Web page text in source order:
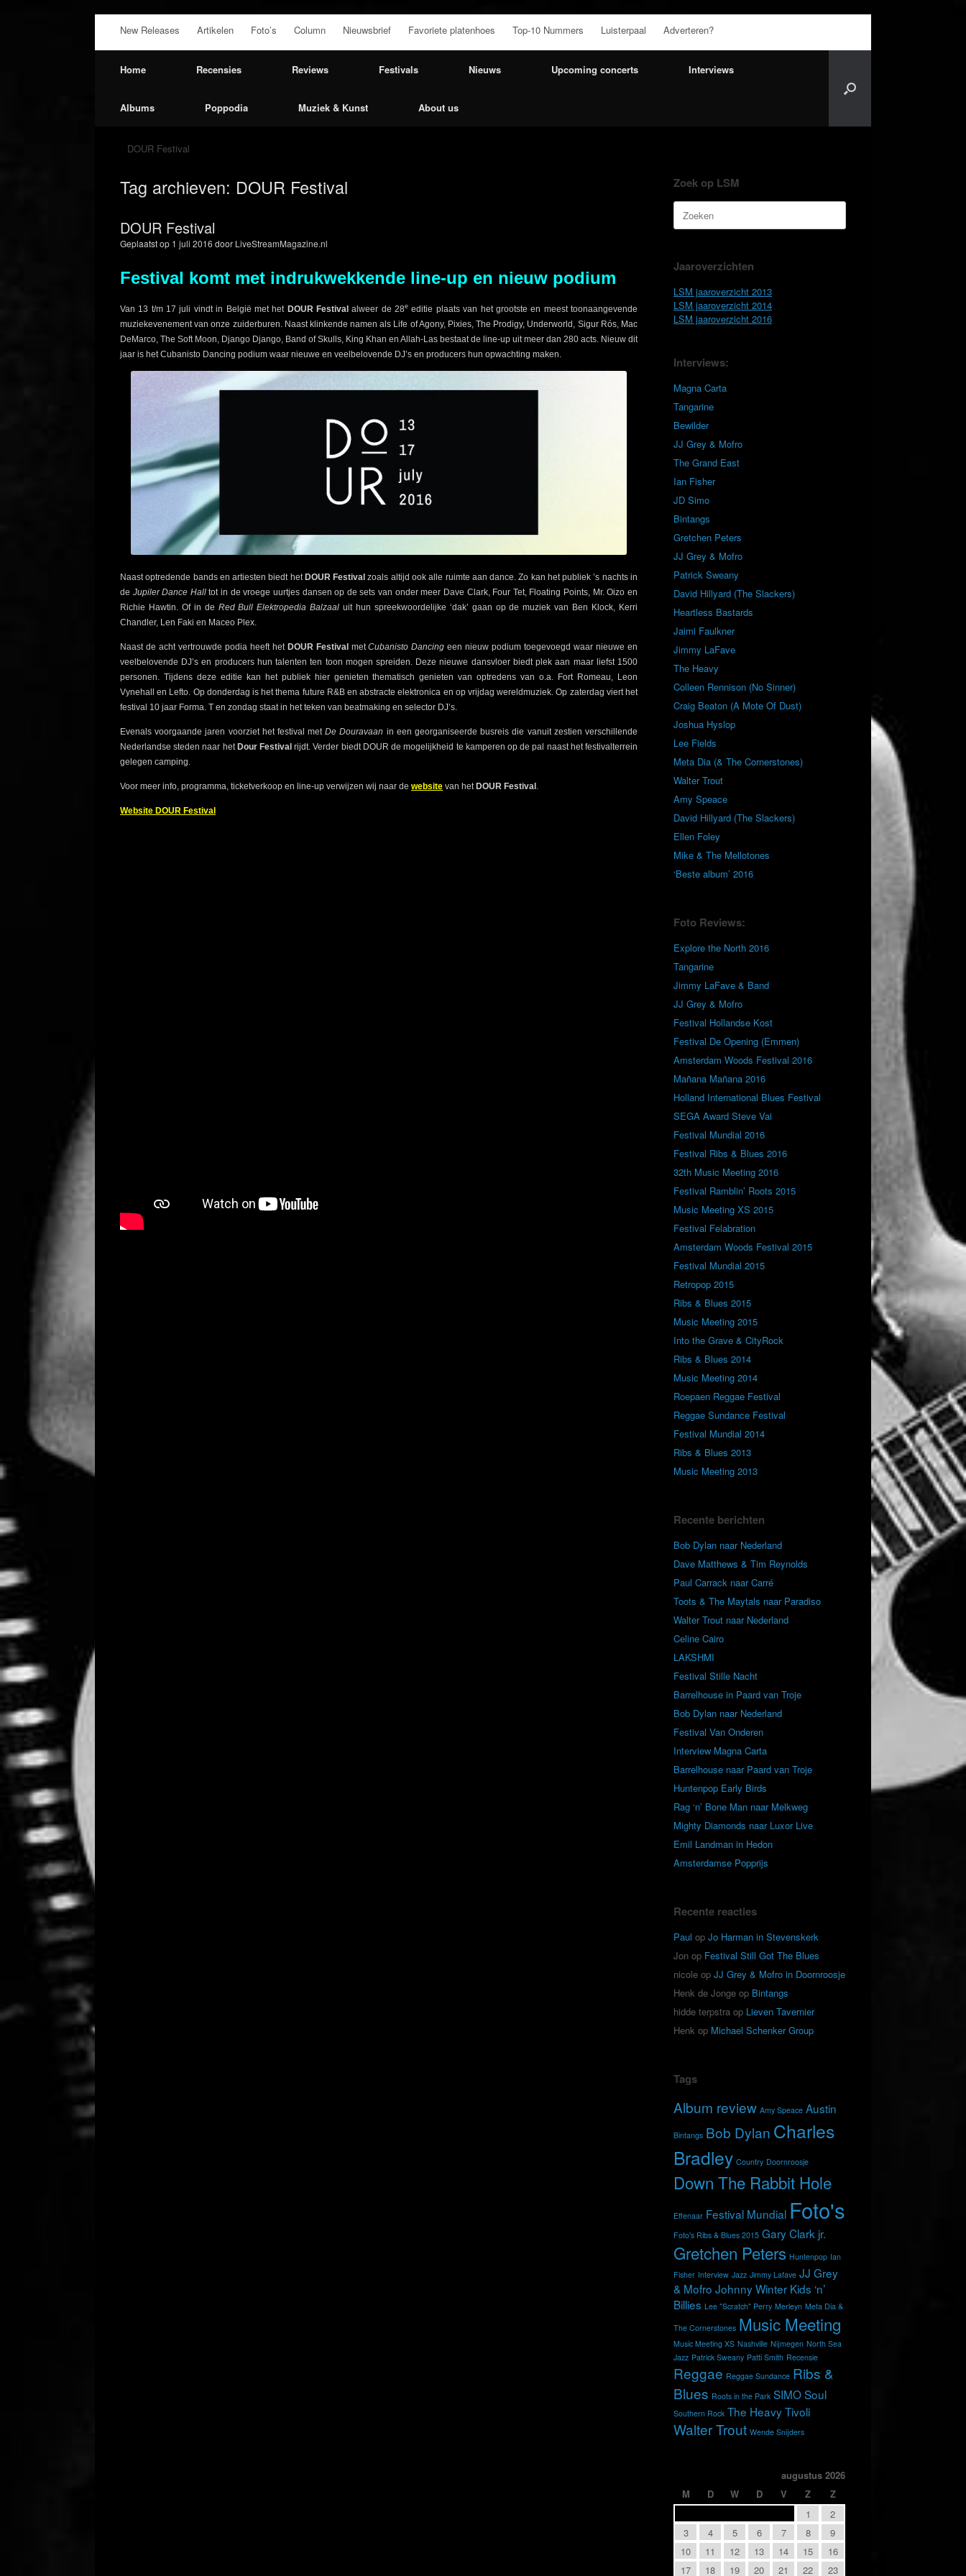
de
New Releases Artikelen Foto’s Column Nieuwsbrief Favoriete platenhoes Top-10 Nummers Luisterpaal Adverteren?
Home Recensies Reviews Festivals Nieuws Upcoming concerts Interviews
Albums Poppodia Muziek & Kunst About us
DOUR Festival
Tag archieven: DOUR Festival
DOUR Festival
Geplaatst op 1 juli 2016 door LiveStreamMagazine.nl
Festival komt met indrukwekkende line-up en nieuw podium
Van 13 t/m 17 juli vindt in België met het DOUR Festival alweer de 28e editie plaats van het grootste en meest toonaangevende
muziekevenement van onze zuiderburen. Naast klinkende namen als Life of Agony, Pixies, The Prodigy, Underworld, Sigur Rós, Mac
DeMarco, The Soft Moon, Django Django, Band of Skulls, King Khan en Allah-Las bestaat de line-up uit meer dan 280 acts. Nieuw dit
jaar is het Cubanisto Dancing podium waar nieuwe en veelbelovende DJ’s en producers hun opwachting maken.
Naast optredende bands en artiesten biedt het DOUR Festival zoals altijd ook alle ruimte aan dance. Zo kan het publiek ’s nachts in
de Jupiler Dance Halltot in de vroege uurtjes dansen op de sets van onder meer Dave Clark, Four Tet, Floating Points, Mr. Oizo en
Richie Hawtin. Of in de Red Bull Elektropedia Balzaal uit hun spreekwoordelijke ‘dak’ gaan op de muziek van Ben Klock, Kerri
Chandler, Len Faki en Maceo Plex.
Naast de acht vertrouwde podia heeft het DOUR Festival metCubanisto Dancing een nieuw podium toegevoegd waar nieuwe en
veelbelovende DJ’s en producers hun talenten ten toon mogen spreiden. Deze nieuwe dansvloer biedt plek aan maar liefst 1500
personen. Tijdens deze editie kan het publiek hier genieten thematisch genieten van optredens van o.a. Fort Romeau, Leon
Vynehall en Lefto. Op donderdag is het thema future R&B en abstracte elektronica en op vrijdag wereldmuziek. Op zaterdag viert het
festival 10 jaar Forma. T en zondag staat in het teken van beatmaking en selector DJ’s.
Evenals voorgaande jaren voorziet het festival metDe Douravaan in een georganiseerde busreis die vanuit zestien verschillende
Nederlandse steden naar het Dour Festival rijdt. Verder biedt DOUR de mogelijkheid te kamperen op de pal naast het festivalterrein
gelegen camping.
Voor meer info, programma, ticketverkoop en line-up verwijzen wij naar de website van het DOUR Festival .
Website DOUR Festival
Zoek op LSM
Zoeken
naar:
Jaaroverzichten
LSM jaaroverzicht 2013
LSM jaaroverzicht 2014
LSM jaaroverzicht 2016
Interviews:
Magna Carta
Tangarine
Bewilder
JJ Grey & Mofro
The Grand East
Ian Fisher
JD Simo
Bintangs
Gretchen Peters
JJ Grey & Mofro
Patrick Sweany
David Hillyard (The Slackers)
Heartless Bastards
Jaimi Faulkner
Jimmy LaFave
The Heavy
Colleen Rennison (No Sinner)
Craig Beaton (A Mote Of Dust)
Joshua Hyslop
Lee Fields
Meta Dia (& The Cornerstones)
Walter Trout
Amy Speace
David Hillyard (The Slackers)
Ellen Foley
Mike & The Mellotones
‘Beste album’ 2016
Foto Reviews:
Explore the North 2016
Tangarine
Jimmy LaFave & Band
JJ Grey & Mofro
Festival Hollandse Kost
Festival De Opening (Emmen)
Amsterdam Woods Festival 2016
Mañana Mañana 2016
Holland International Blues Festival
SEGA Award Steve Vai
Festival Mundial 2016
Festival Ribs & Blues 2016
32th Music Meeting 2016
Festival Ramblin’ Roots 2015
Music Meeting XS 2015
Festival Felabration
Amsterdam Woods Festival 2015
Festival Mundial 2015
Retropop 2015
Ribs & Blues 2015
Music Meeting 2015
Into the Grave & CityRock
Ribs & Blues 2014
Music Meeting 2014
Roepaen Reggae Festival
Reggae Sundance Festival
Festival Mundial 2014
Ribs & Blues 2013
Music Meeting 2013
Recente berichten
Bob Dylan naar Nederland
Dave Matthews & Tim Reynolds
Paul Carrack naar Carré
Toots & The Maytals naar Paradiso
Walter Trout naar Nederland
Celine Cairo
LAKSHMI
Festival Stille Nacht
Barrelhouse in Paard van Troje
Bob Dylan naar Nederland
Festival Van Onderen
Interview Magna Carta
Barrelhouse naar Paard van Troje
Huntenpop Early Birds
Rag ‘n’ Bone Man naar Melkweg
Mighty Diamonds naar Luxor Live
Emil Landman in Hedon
Amsterdamse Popprijs
Recente reacties
Paul opJo Harman in Stevenskerk
Jon op Festival Still Got The Blues
nicole opJJ Grey & Mofro in Doornroosje
Henk de Jonge op Bintangs
hidde terpstra op Lieven Tavernier
Henk op Michael Schenker Group
Tags
Album review Amy Speace Austin
Bintangs Bob Dylan Charles
Bradley Country Doornroosje
Down The Rabbit Hole
Effenaar Festival Mundial Foto's
Foto's Ribs & Blues 2015 Gary Clark jr.
Gretchen Peters Huntenpop Ian
Fisher Interview Jazz Jimmy Lafave JJ Grey
& Mofro Johnny Winter Kids ‘n’
Billies Lee "Scratch" Perry Merleyn Meta Dia &
The Cornerstones Music Meeting
Music Meeting XS Nashville Nijmegen North Sea
Jazz Patrick Sweany Patti Smith Recensie
Reggae Reggae Sundance Ribs &
Blues Roots in the Park SIMOSoul
Southern Rock The HeavyTivoli
Walter Trout Wende Snijders
augustus 2026
M
D W D V Z
Z
1
2
3
4 5 6 7 8
9
10
11 12 13 14 15
16
17
18 19 20 21 22 23